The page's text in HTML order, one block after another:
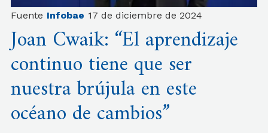
Fuente Infobae 17 de diciembre de 2024
Joan Cwaik: “El aprendizaje
continuo tiene que ser
nuestra brújula en este
océano de cambios”